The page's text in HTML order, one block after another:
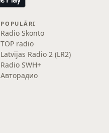
POPULĀRI
Radio Skonto
TOP radio
Latvijas Radio 2 (LR2)
Radio SWH+
Авторадио